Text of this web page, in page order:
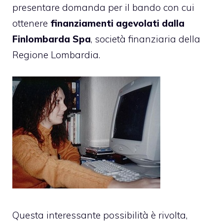
presentare domanda per il bando con cui
ottenere finanziamenti agevolati dalla
Finlombarda Spa, società finanziaria della
Regione Lombardia.
Questa interessante possibilità è rivolta,